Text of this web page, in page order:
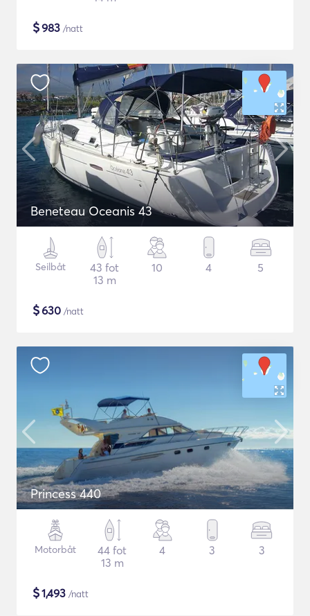
$983 /natt
Beneteau Oceanis 43
Seilbåt
43 fot
13 m
10 4 5
$630 /natt
Princess 440
Motorbåt
44 fot
13 m
4 3 3
$1,493 /natt